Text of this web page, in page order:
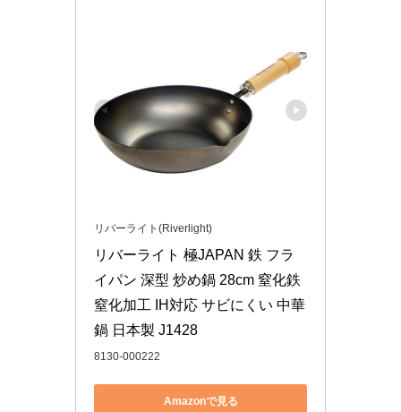
リバーライト(Riverlight)
リバーライト 極JAPAN 鉄 フラ
イパン 深型 炒め鍋 28cm 窒化鉄
窒化加工 IH対応 サビにくい 中華
鍋 日本製 J1428
8130-000222
Amazonで見る